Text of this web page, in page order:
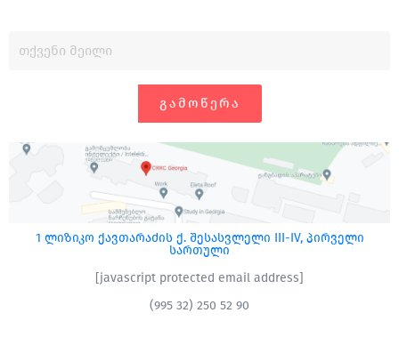
ᲒᲐᲛᲝᲬᲔᲠᲐ
1 ლიზიკო ქავთარაძის ქ. შესასვლელი III-IV, პირველი
სართული
[javascript protected email address]
(995 32) 250 52 90